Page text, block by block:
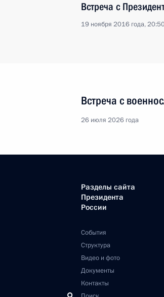
Встреча с
19 ноября 2016 года,
Встреча с
26 июля 2026 года
Разделы сайта
Президента
России
События
Структура
Видео и фото
Документы
Контакты